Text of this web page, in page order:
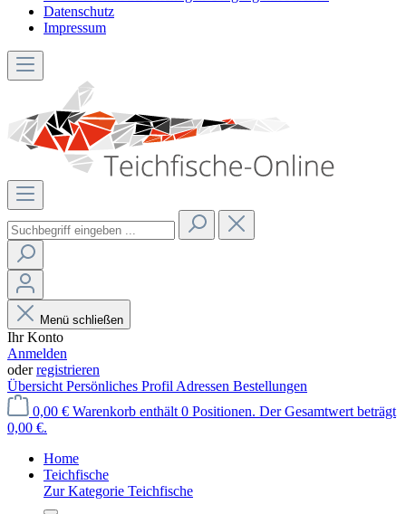
Datenschutz
Impressum
Menü schließen
Ihr Konto
Anmelden
oderregistrieren
Übersicht Persönliches Profil Adressen Bestellungen
0,00 € Warenkorb enthält 0 Positionen. Der Gesamtwert beträgt
0,00 €.
Home
Teichfische
Zur Kategorie Teichfische